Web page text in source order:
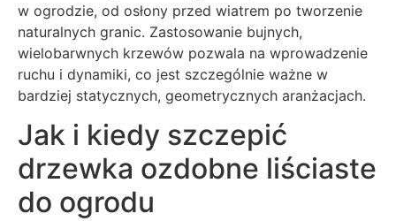
w ogrodzie, od osłony przed wiatrem po tworzenie
naturalnych granic. Zastosowanie bujnych,
wielobarwnych krzewów pozwala na wprowadzenie
ruchu i dynamiki, co jest szczególnie ważne w
bardziej statycznych, geometrycznych aranżacjach.
Jak i kiedy szczepić
drzewka ozdobne liściaste
do ogrodu